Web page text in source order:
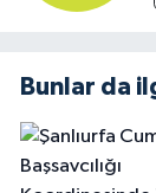
Bunlar da